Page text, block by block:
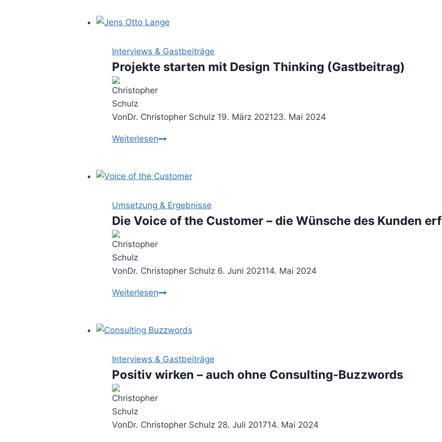
die
Business
Garderobe
Unternehmensberater
Interviews & Gastbeiträge
Projekte starten mit Design Thinking (Gastbeitrag)
VonDr. Christopher Schulz 19. März 202123. Mai 2024
WeiterlesenProjekte
Design
(Gastbeitrag)
Umsetzung & Ergebnisse
Die Voice of the Customer – die Wünsche des Kunden
VonDr. Christopher Schulz 6. Juni 202114. Mai 2024
WeiterlesenDie
the
–
die
des
erfassen
Interviews & Gastbeiträge
Positiv wirken – auch ohne Consulting-Buzzwords
VonDr. Christopher Schulz 28. Juli 201714. Mai 2024